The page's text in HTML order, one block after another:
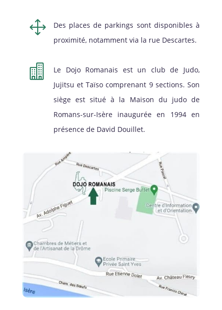
1
Des places de parkings sont disponibles à
proximité, notamment via la rue Descartes.

Le Dojo Romanais est un club de Judo,
Jujitsu et Taïso comprenant 9 sections. Son
siège est situé à la Maison du judo de
Romans-sur-Isère inaugurée en 1994 en
présence de David Douillet.